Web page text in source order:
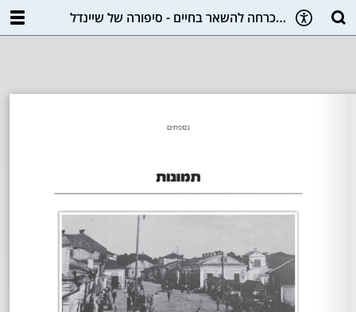
מוכרחה להשאר בחיים - סיפורה של שיינדל